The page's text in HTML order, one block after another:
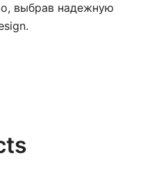
выбрав надежную